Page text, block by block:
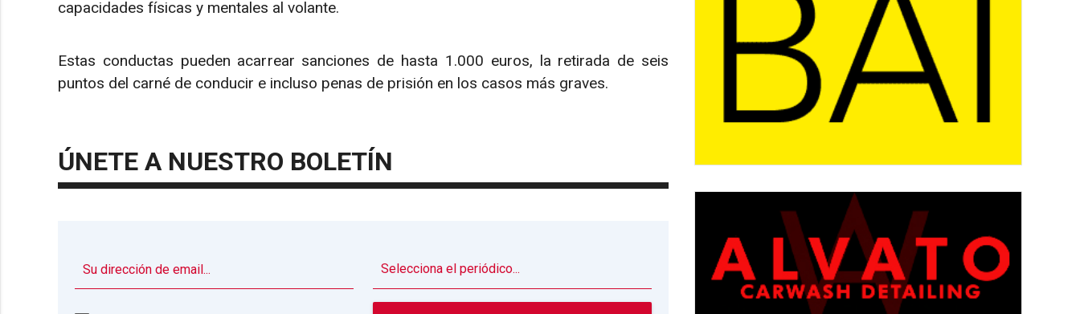
capacidades físicas y mentales al volante.
Estas conductas pueden acarrear sanciones de hasta 1.000 euros, la retirada de seis
puntos del carné de conducir e incluso penas de prisión en los casos más graves.
ÚNETE A NUESTRO BOLETÍN